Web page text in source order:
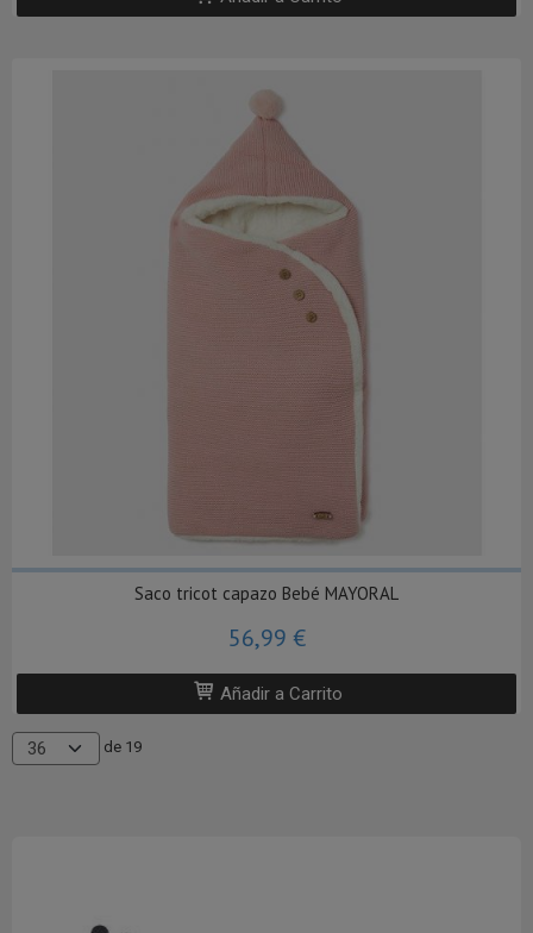
Saco tricot capazo Bebé MAYORAL
56,99 €
Añadir a Carrito
de 19